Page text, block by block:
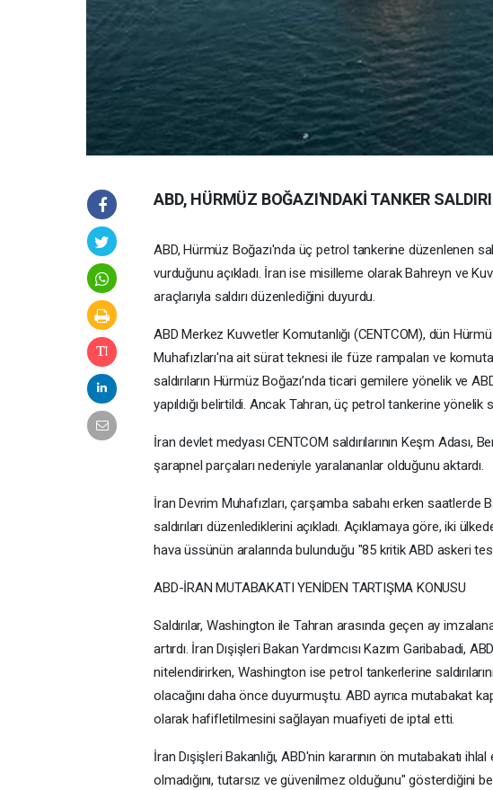
ABD, HÜRMÜZ BOĞAZI'NDAKİ TANKER
ABD, Hürmüz Boğazı'nda üç petrol tankerine düzenlenen
vurduğunu açıkladı. İran ise misilleme olarak Bahreyn ve
araçlarıyla saldırı düzenlediğini duyurdu.
ABD Merkez Kuvvetler Komutanlığı (CENTCOM), dün
Muhafızları'na ait sürat teknesi ile füze rampaları ve komuta
saldırıların Hürmüz Boğazı’nda ticari gemilere yönelik ve
yapıldığı belirtildi. Ancak Tahran, üç petrol tankerine yönelik
İran devlet medyası CENTCOM saldırılarının Keşm Adası,
şarapnel parçaları nedeniyle yaralananlar olduğunu aktardı.
İran Devrim Muhafızları, çarşamba sabahı erken
saldırıları düzenlediklerini açıkladı. Açıklamaya göre, iki
hava üssünün aralarında bulunduğu "85 kritik ABD askeri
ABD-İRAN MUTABAKATI YENİDEN TARTIŞMA KONUSU
Saldırılar, Washington ile Tahran arasında geçen ay
artırdı. İran Dışişleri Bakan Yardımcısı Kazım Garibabadi,
nitelendirirken, Washington ise petrol tankerlerine
olacağını daha önce duyurmuştu. ABD ayrıca mutabakat
olarak hafifletilmesini sağlayan muafiyeti de iptal etti.
İran Dışişleri Bakanlığı, ABD'nin kararının ön mutabakatı
olmadığını, tutarsız ve güvenilmez olduğunu" gösterdiğini